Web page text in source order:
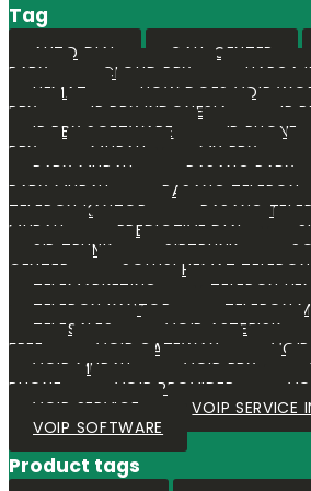
Tag
AUTO DIAL CALL CENTER
PABX
CLOUD PBX
HARGA
HEMAT
HOW DOES VOIP
PBX
IP PBX INDONESIA
IP
IP PBX SOFTWARE
IP PHONE
PBX
MURAH MY PBX
PABX MURAH
PASANG PABX
PABX MURAH
PASANG TELEPON
TELEPON KANTOR
PASANG
MURAH
PREDICTIVE DIAL
SIP TRUNK
SIPTRUNK
CENTER
SOLUSI HEMAT
TELEMARKETING
TELEPON
TELEPON KANTOR
TELEPON
TELESALES
VOIP ASTERISK
FREE
VOIP GATEWAY
VOIP MURAH
VOIP PBX
PHONE
VOIP PROVIDER
VOIP SERVICE
VOIP SERVICE
VOIP SOFTWARE
Product tags